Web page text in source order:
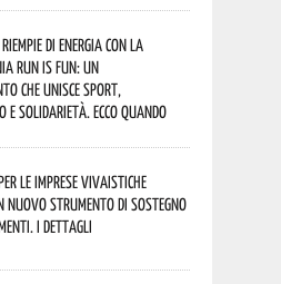
di energia con la
Run is Fun: un
che unisce sport,
e solidarietà. Ecco quando
le imprese vivaistiche
strumento di sostegno
I dettagli